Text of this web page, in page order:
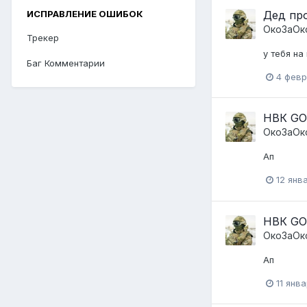
ИСПРАВЛЕНИЕ ОШИБОК
Трекер
Баг Комментарии
Дед
у тебя
4
НВК GO
Ап
12
НВК GO
Ап
11